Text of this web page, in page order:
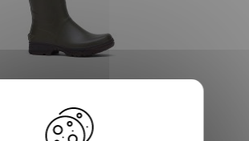
Veneur Femme kaki Rouchette
84,90 €